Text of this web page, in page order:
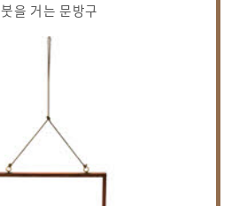
붓을 거는 문방구